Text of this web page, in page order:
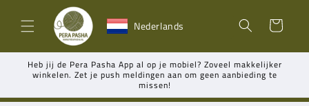
naar de
content Nederlands Winkelwagen
Heb jij de Pera Pasha App al op je mobiel? Zoveel makkelijker
winkelen. Zet je push meldingen aan om geen aanbieding te
missen!